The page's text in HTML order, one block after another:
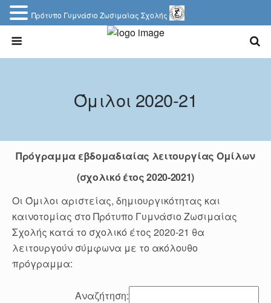
Όμιλοι 2020-21
Πρόγραμμα εβδομαδιαίας λειτουργίας Ομίλων
(σχολικό έτος 2020-2021)
Οι Όμιλοι αριστείας, δημιουργικότητας και
καινοτομίας στο Πρότυπο Γυμνάσιο Ζωσιμαίας
Σχολής κατά το σχολικό έτος 2020-21 θα
λειτουργούν σύμφωνα με το ακόλουθο
πρόγραμμα:
Αναζήτηση:
Πρότυπο Γυμνάσιο Ζωσιμαίας Σχολής